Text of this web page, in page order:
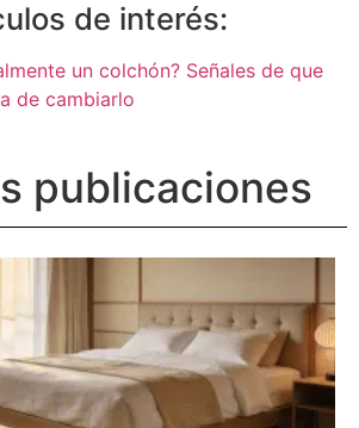
de interés:
un colchón? Señales de que
de cambiarlo
publicaciones